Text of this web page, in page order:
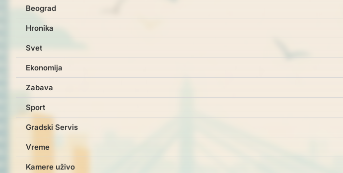
Beograd
Hronika
Svet
Ekonomija
Zabava
Sport
Gradski Servis
Vreme
Kamere uživo